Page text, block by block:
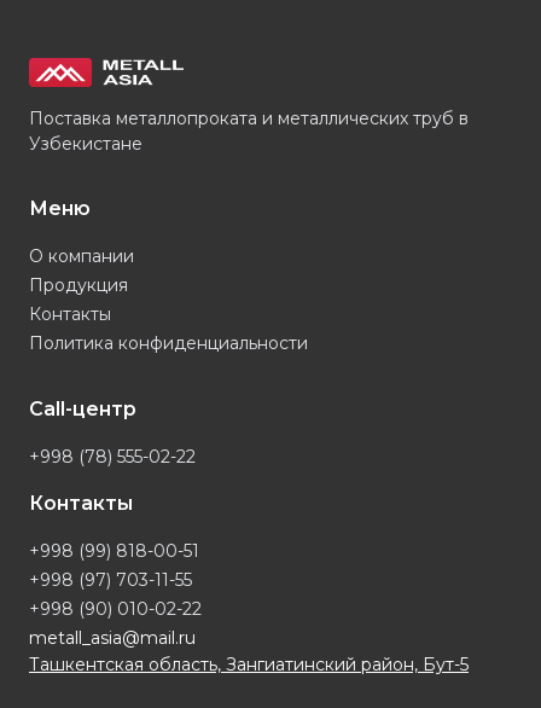
Поставка металлопроката и металлических труб в
Узбекистане
Меню
О компании
Продукция
Контакты
Политика конфиденциальности
Call-центр
+998 (78) 555-02-22
Контакты
+998 (99) 818-00-51
+998 (97) 703-11-55
+998 (90) 010-02-22
metall_asia@mail.ru
Ташкентская область, Зангиатинский район, Бут-5